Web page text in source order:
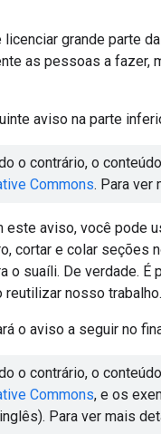
grande parte
as pessoas a fazer,
aviso na parte
o contrário, o
Commons. Para ver
este aviso, você pode
cortar e colar seções
o suaíli. De verdade.
reutilizar nosso trabalho.
o aviso a seguir no
o contrário, o
Commons, e os
Para ver mais